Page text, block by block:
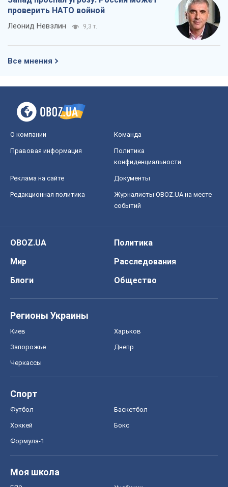
проверить НАТО войной
Леонид Невзлин 9,3 т.
Все мнения
О компании Команда
Правовая информация
Политика
конфиденциальности
Реклама на сайте Документы
Редакционная политика
Журналисты OBOZ.UA на месте
событий
OBOZ.UA
Политика
Мир
Расследования
Блоги
Общество
Регионы Украины
Киев Харьков
Запорожье Днепр
Черкассы
Спорт
Футбол Баскетбол
Хоккей Бокс
Формула-1
Моя школа